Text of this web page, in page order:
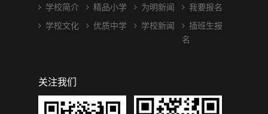
学校简介
学校文化
精品小学
优质中学
为明新闻
学校新闻
我要报名
插班生报
名
关注我们